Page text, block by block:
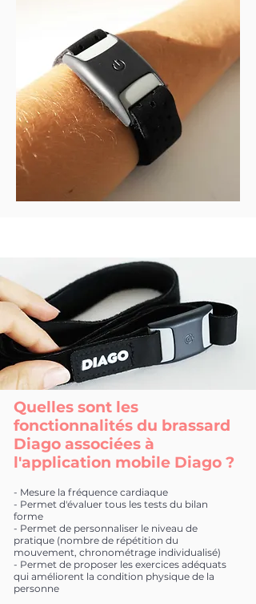
Quelles sont les
fonctionnalités du brassard
Diago associées à
l'application mobile Diago ?
- Mesure la fréquence cardiaque
- Permet d'évaluer tous les tests du bilan
forme
- Permet de personnaliser le niveau de
pratique (nombre de répétition du
mouvement, chronométrage individualisé)
- Permet de proposer les exercices adéquats
qui améliorent la condition physique de la
personne